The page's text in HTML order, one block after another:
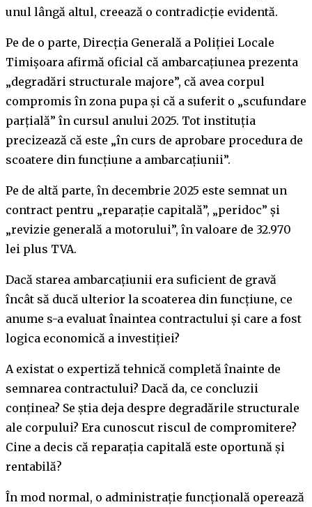
unul lângă altul, creează o contradicție evidentă.
Pe de o parte, Direcția Generală a Poliției Locale
Timișoara afirmă oficial că ambarcațiunea prezenta
„degradări structurale majore”, că avea corpul
compromis în zona pupa și că a suferit o „scufundare
parțială” în cursul anului 2025. Tot instituția
precizează că este „în curs de aprobare procedura de
scoatere din funcțiune a ambarcațiunii”.
Pe de altă parte, în decembrie 2025 este semnat un
contract pentru „reparație capitală”, „peridoc” și
„revizie generală a motorului”, în valoare de 32.970
lei plus TVA.
Dacă starea ambarcațiunii era suficient de gravă
încât să ducă ulterior la scoaterea din funcțiune, ce
anume s-a evaluat înaintea contractului și care a fost
logica economică a investiției?
A existat o expertiză tehnică completă înainte de
semnarea contractului? Dacă da, ce concluzii
conținea? Se știa deja despre degradările structurale
ale corpului? Era cunoscut riscul de compromitere?
Cine a decis că reparația capitală este oportună și
rentabilă?
În mod normal, o administrație funcțională operează